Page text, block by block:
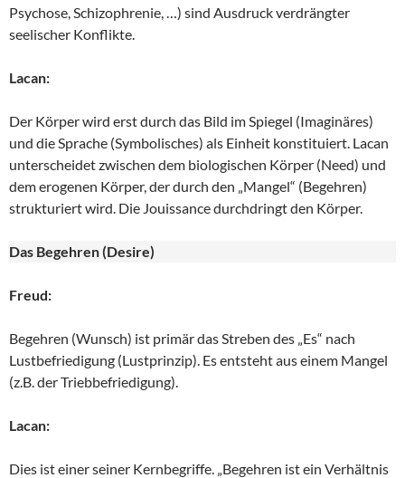
Psychose, Schizophrenie, …) sind Ausdruck verdrängter
seelischer Konflikte.
Lacan:
Der Körper wird erst durch das Bild im Spiegel (Imaginäres)
und die Sprache (Symbolisches) als Einheit konstituiert. Lacan
unterscheidet zwischen dem biologischen Körper (Need) und
dem erogenen Körper, der durch den „Mangel“ (Begehren)
strukturiert wird. Die Jouissance durchdringt den Körper.
Das Begehren (Desire)
Freud:
Begehren (Wunsch) ist primär das Streben des „Es“ nach
Lustbefriedigung (Lustprinzip). Es entsteht aus einem Mangel
(z.B. der Triebbefriedigung).
Lacan:
Dies ist einer seiner Kernbegriffe. „Begehren ist ein Verhältnis